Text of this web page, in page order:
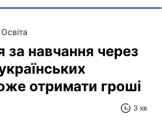
Освіта
за навчання через
отримати гроші
3 хв